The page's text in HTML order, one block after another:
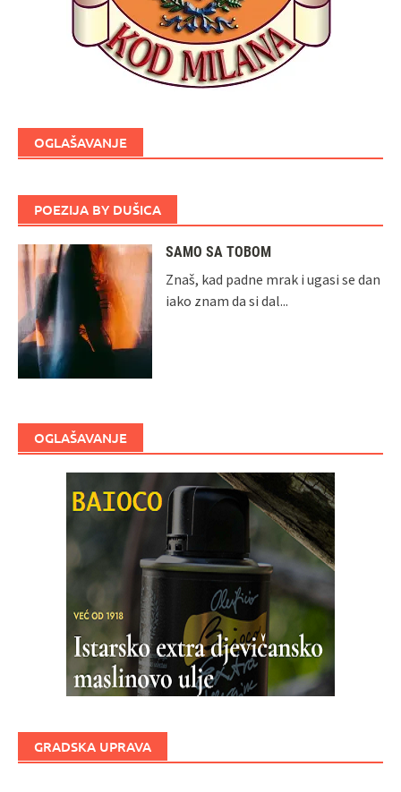
OGLAŠAVANJE
POEZIJA BY DUŠICA
SAMO SA TOBOM
Znaš, kad padne mrak i ugasi se dan
iako znam da si dal...
OGLAŠAVANJE
GRADSKA UPRAVA